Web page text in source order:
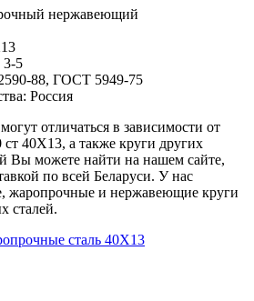
нержавеющий
3-5
88, ГОСТ 5949-75
Россия
отличаться в зависимости от
ст 40Х13, а также круги других
Вы можете найти на нашем сайте,
по всей Беларуси. У нас
жаропрочные и нержавеющие круги
сталей.
сталь 40Х13